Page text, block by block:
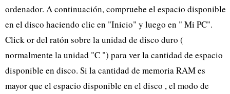
ordenador. A continuación, compruebe el espacio disponible
en el disco haciendo clic en "Inicio" y luego en " Mi PC".
Click or del ratón sobre la unidad de disco duro (
normalmente la unidad "C ") para ver la cantidad de espacio
disponible en disco. Si la cantidad de memoria RAM es
mayor que el espacio disponible en el disco , el modo de